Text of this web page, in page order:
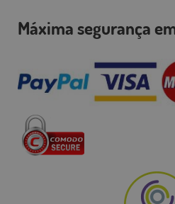
Máxima segurança